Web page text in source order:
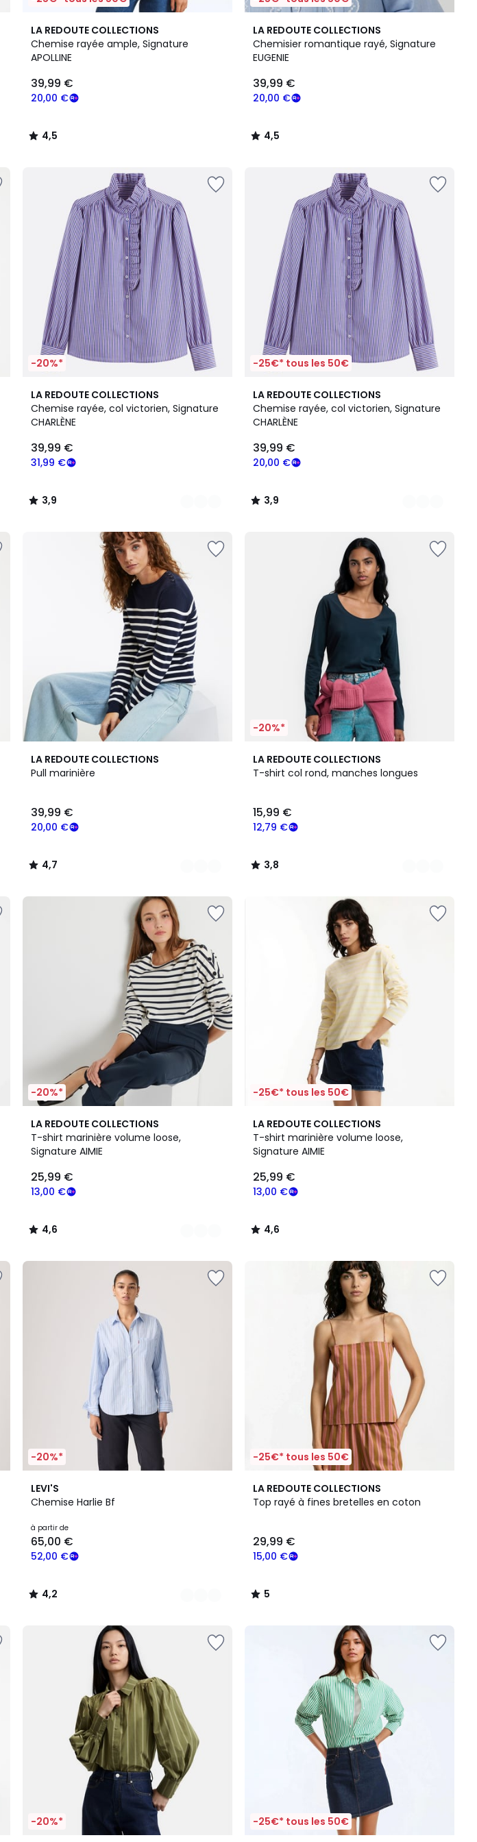
LA REDOUTE COLLECTIONS
Chemise rayée ample, Signature
APOLLINE
20,00 €
39,99 €
4,5
/ 5
4,5
/
LA REDOUTE COLLECTIONS
Chemisier romantique rayé, Signature
EUGENIE
20,00 €
39,99 €
4,5
/ 5
4,5
/
-20%*
LA REDOUTE COLLECTIONS
Chemise rayée, col victorien, Signature
CHARLÈNE
31,99 €
39,99 €
3,9
/ 5
2
Couleurs
3,9
/
-25€* tous les 50€
LA REDOUTE COLLECTIONS
Chemise rayée, col victorien, Signature
CHARLÈNE
20,00 €
39,99 €
3,9
/ 5
2
Couleurs
3,9
/
LA REDOUTE COLLECTIONS
Pull marinière
20,00 €
39,99 €
4,7
/ 5
3
Couleurs
4,7
/
-20%*
LA REDOUTE COLLECTIONS
T-shirt col rond, manches longues
12,79 €
15,99 €
3,8
/ 5
3
Couleurs
3,8
/
-20%*
LA REDOUTE COLLECTIONS
T-shirt marinière volume loose,
Signature AIMIE
13,00 €
25,99 €
4,6
/ 5
3
Couleurs
4,6
/
-25€* tous les 50€
LA REDOUTE COLLECTIONS
T-shirt marinière volume loose,
Signature AIMIE
13,00 €
25,99 €
4,6
/ 5
4,6
/
-20%*
LEVI'S
Chemise Harlie Bf
à partir de
52,00 €
65,00 €
4,2
/ 5
5
Couleurs
4,2
/
-25€* tous les 50€
LA REDOUTE COLLECTIONS
Top rayé à fines bretelles en coton
15,00 €
29,99 €
5
/
5
/
-20%* -25€* tous les 50€